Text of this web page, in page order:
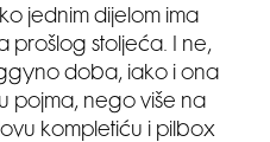
jednim dijelom ima
prošlog stoljeća. I ne,
doba, iako i ona
pojma, nego više na
kompletiću i pilbox